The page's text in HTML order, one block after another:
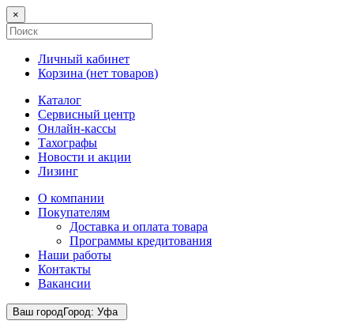
×
Личный кабинет
Корзина (нет товаров)
Каталог
Сервисный центр
Онлайн-кассы
Тахографы
Новости и акции
Лизинг
О компании
Покупателям
Доставка и оплата товара
Программы кредитования
Наши работы
Контакты
Вакансии
Ваш городГород: Уфа